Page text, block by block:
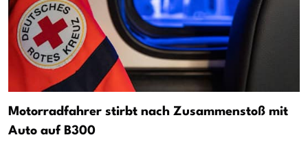
Motorradfahrer stirbt nach Zusammenstoß mit
Auto auf B300